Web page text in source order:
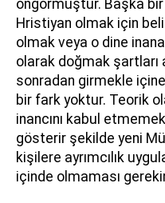
öngörmüştür. Başka
Hristiyan olmak için
olmak veya o dine
olarak doğmak şartları
sonradan girmekle
bir fark yoktur. Teorik
inancını kabul
gösterir şekilde yeni
kişilere ayrımcılık
içinde olmaması